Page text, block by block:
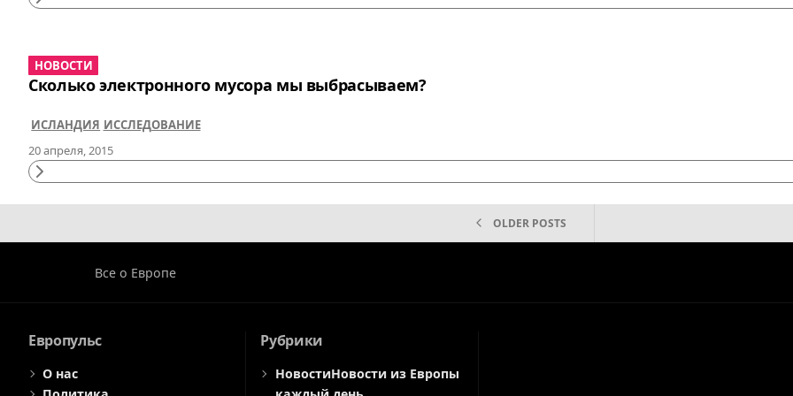
Continue
НОВОСТИ
Сколько электронного мусора мы выбрасываем?
ИСЛАНДИЯ ИССЛЕДОВАНИЕ
20 апреля, 2015
Continue
ПО
ЗАПИСЯМ
OLDER POSTS
Все о Европе
Европульс
О нас
Рубрики
НовостиНовости из Европы